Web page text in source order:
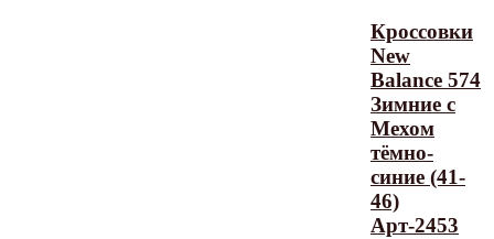
Кроссовки
New
Balance 574
Зимние с
Мехом
тёмно-
синие (41-
46)
Арт-2453